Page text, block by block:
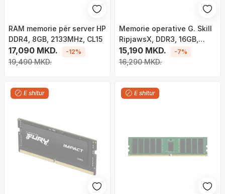
RAM memorie për server HP
DDR4, 8GB, 2133MHz, CL15
17,090 MKD.
19,490 MKD.
-12%
Memorie operative G. Skill
RipjawsX, DDR3, 16GB,
2133MHz, CL11
15,190 MKD.
16,290 MKD.
-7%
E shitur E shitur